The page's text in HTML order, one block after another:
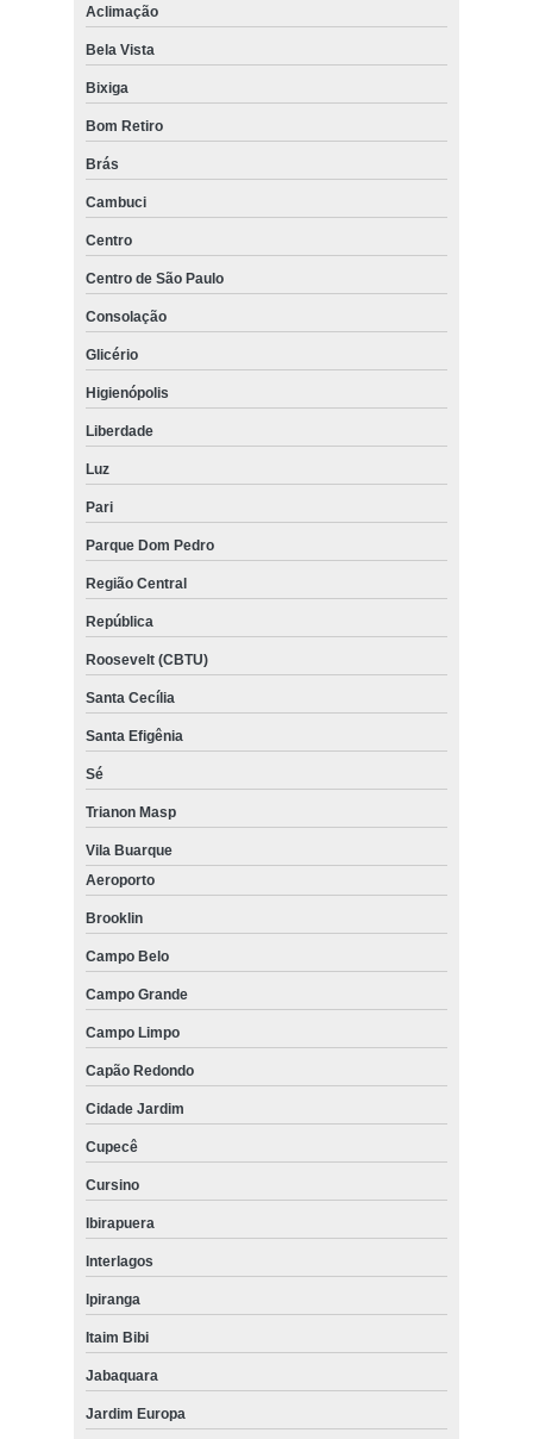
Aclimação
Bela Vista
Bixiga
Bom Retiro
Brás
Cambuci
Centro
Centro de São Paulo
Consolação
Glicério
Higienópolis
Liberdade
Luz
Pari
Parque Dom Pedro
Região Central
República
Roosevelt (CBTU)
Santa Cecília
Santa Efigênia
Sé
Trianon Masp
Vila Buarque
Aeroporto
Brooklin
Campo Belo
Campo Grande
Campo Limpo
Capão Redondo
Cidade Jardim
Cupecê
Cursino
Ibirapuera
Interlagos
Ipiranga
Itaim Bibi
Jabaquara
Jardim Europa